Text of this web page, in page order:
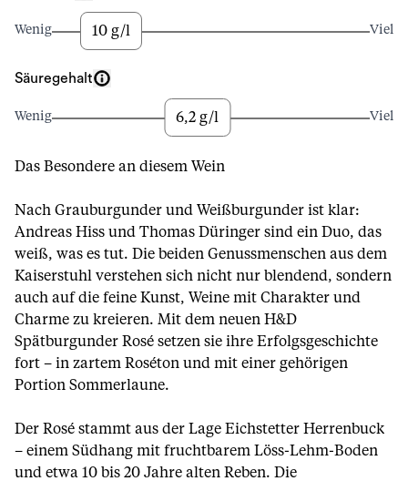
Wenig 10 g/l Viel
Säuregehalt
Wenig 6,2 g/l Viel
Das Besondere an diesem Wein
Nach Grauburgunder und Weißburgunder ist klar:
Andreas Hiss und Thomas Düringer sind ein Duo, das
weiß, was es tut. Die beiden Genussmenschen aus dem
Kaiserstuhl verstehen sich nicht nur blendend, sondern
auch auf die feine Kunst, Weine mit Charakter und
Charme zu kreieren. Mit dem neuen H&D
Spätburgunder Rosé setzen sie ihre Erfolgsgeschichte
fort – in zartem Roséton und mit einer gehörigen
Portion Sommerlaune.
Der Rosé stammt aus der Lage Eichstetter Herrenbuck
– einem Südhang mit fruchtbarem Löss-Lehm-Boden
und etwa 10 bis 20 Jahre alten Reben. Die